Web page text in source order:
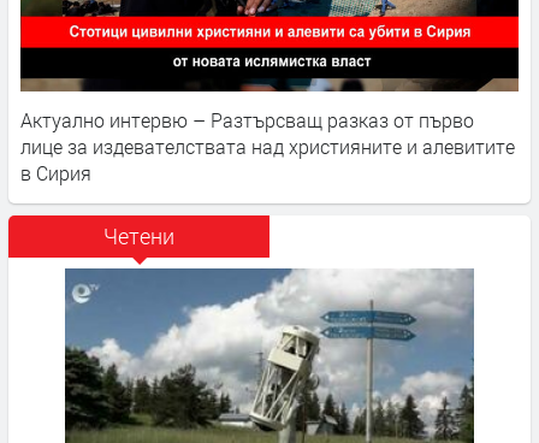
Актуално интервю – Разтърсващ разказ от първо
лице за издевателствата над християните и алевитите
в Сирия
Четени